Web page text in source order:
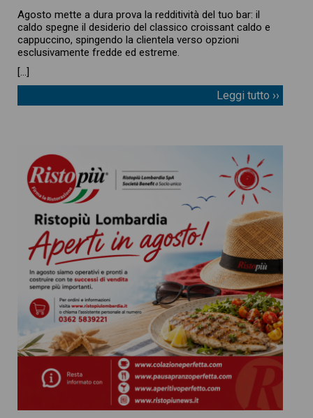
Agosto mette a dura prova la redditività del tuo bar: il
caldo spegne il desiderio del classico croissant caldo e
cappuccino, spingendo la clientela verso opzioni
esclusivamente fredde ed estreme.
[…]
Leggi tutto ››